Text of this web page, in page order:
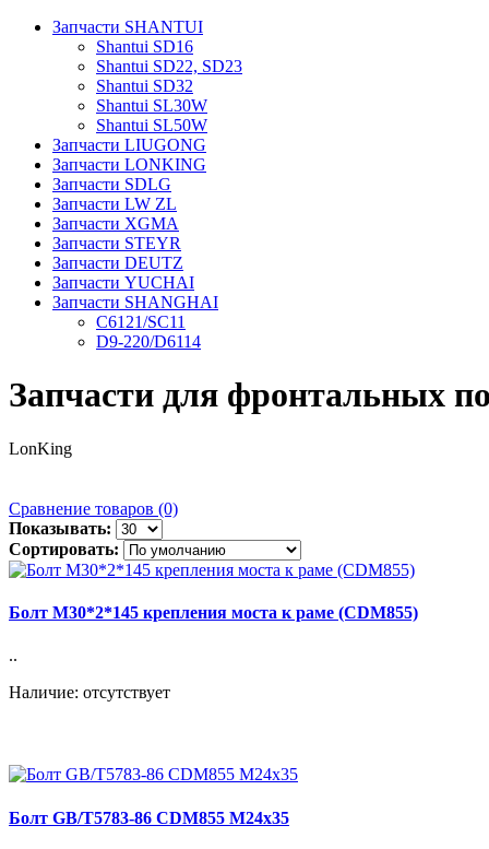
Запчасти SHANTUI
Shantui SD16
Shantui SD22, SD23
Shantui SD32
Shantui SL30W
Shantui SL50W
Запчасти LIUGONG
Запчасти LONKING
Запчасти SDLG
Запчасти LW ZL
Запчасти XGMA
Запчасти STEYR
Запчасти DEUTZ
Запчасти YUCHAI
Запчасти SHANGHAI
C6121/SC11
D9-220/D6114
Запчасти для фронтальных
LonKing
Сравнение товаров (0)
Показывать:
Сортировать:
Болт M30*2*145 крепления моста к раме (CDM855)
..
Наличие: отсутствует
Болт GB/T5783-86 CDM855 M24x35